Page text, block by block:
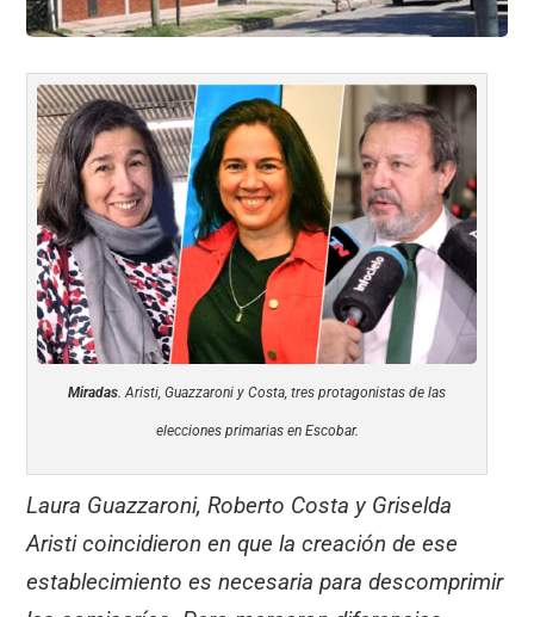
Miradas . Aristi, Guazzaroni y Costa, tres protagonistas de las
elecciones primarias en Escobar.
Laura Guazzaroni, Roberto Costa y Griselda
Aristi coincidieron en que la creación de ese
establecimiento es necesaria para descomprimir